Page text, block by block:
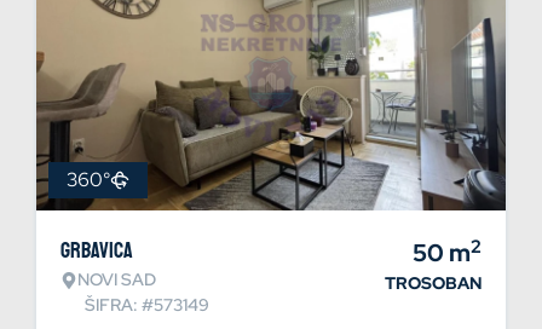
360°
Grbavica
NOVI SAD
ŠIFRA: #573149
50 m2
TROSOBAN